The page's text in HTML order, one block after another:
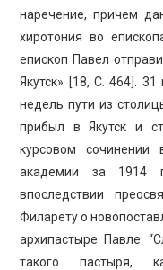
наречение, причем
хиротония во
епископ Павел
Якутск» [18, C. 464].
недель пути из
прибыл в Якутск и
курсовом сочинении
академии за 1914
впоследствии
Филарету о
архипастыре Павле:
такого пастыря,